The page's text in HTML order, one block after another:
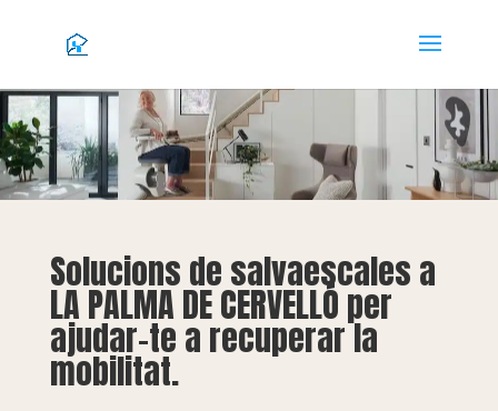
Solucions de salvaescales a
LA PALMA DE CERVELLÓ per
ajudar-te a recuperar la
mobilitat.